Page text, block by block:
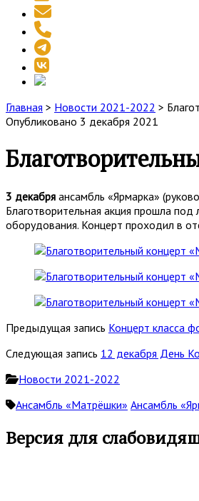
email
telegram
vk
social_icon_custom_1
Главная > Новости 2021-2022 >
Опубликовано 3 декабря 2021
3 декабря ансамбль «Ярмарка»
Благотворительная акция прошла
оборудования. Концерт проходил в
Предыдущая запись Концерт класса
Следующая запись 12 декабря День
Новости 2021-2022
Ансамбль «Матрёшки» Ансамбль
Основная
Версия для